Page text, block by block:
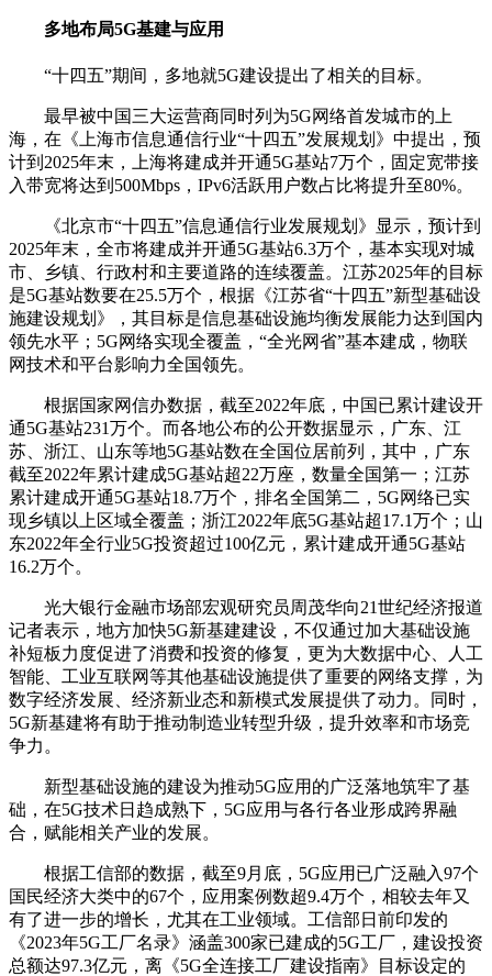
多地布局5G基建与应用
“十四五”期间，多地就5G建设提出了相关的目标。
最早被中国三大运营商同时列为5G网络首发城市的上
海，在《上海市信息通信行业“十四五”发展规划》中提出，预
计到2025年末，上海将建成并开通5G基站7万个，固定宽带接
入带宽将达到500Mbps，IPv6活跃用户数占比将提升至80%。
《北京市“十四五”信息通信行业发展规划》显示，预计到
2025年末，全市将建成并开通5G基站6.3万个，基本实现对城
市、乡镇、行政村和主要道路的连续覆盖。江苏2025年的目标
是5G基站数要在25.5万个，根据《江苏省“十四五”新型基础设
施建设规划》，其目标是信息基础设施均衡发展能力达到国内
领先水平；5G网络实现全覆盖，“全光网省”基本建成，物联
网技术和平台影响力全国领先。
根据国家网信办数据，截至2022年底，中国已累计建设开
通5G基站231万个。而各地公布的公开数据显示，广东、江
苏、浙江、山东等地5G基站数在全国位居前列，其中，广东
截至2022年累计建成5G基站超22万座，数量全国第一；江苏
累计建成开通5G基站18.7万个，排名全国第二，5G网络已实
现乡镇以上区域全覆盖；浙江2022年底5G基站超17.1万个；山
东2022年全行业5G投资超过100亿元，累计建成开通5G基站
16.2万个。
光大银行金融市场部宏观研究员周茂华向21世纪经济报道
记者表示，地方加快5G新基建建设，不仅通过加大基础设施
补短板力度促进了消费和投资的修复，更为大数据中心、人工
智能、工业互联网等其他基础设施提供了重要的网络支撑，为
数字经济发展、经济新业态和新模式发展提供了动力。同时，
5G新基建将有助于推动制造业转型升级，提升效率和市场竞
争力。
新型基础设施的建设为推动5G应用的广泛落地筑牢了基
础，在5G技术日趋成熟下，5G应用与各行各业形成跨界融
合，赋能相关产业的发展。
根据工信部的数据，截至9月底，5G应用已广泛融入97个
国民经济大类中的67个，应用案例数超9.4万个，相较去年又
有了进一步的增长，尤其在工业领域。工信部日前印发的
《2023年5G工厂名录》涵盖300家已建成的5G工厂，建设投资
总额达97.3亿元，离《5G全连接工厂建设指南》目标设定的